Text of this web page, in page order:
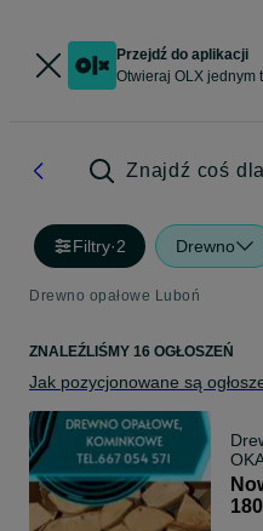
Przejdź do aplikacji
Otwieraj OLX jednym
Znajdź coś
Filtry·2 Drewno
Drewno opałowe Luboń
ZNALEŹLIŚMY 16 OGŁOSZEŃ
Jak pozycjonowane są